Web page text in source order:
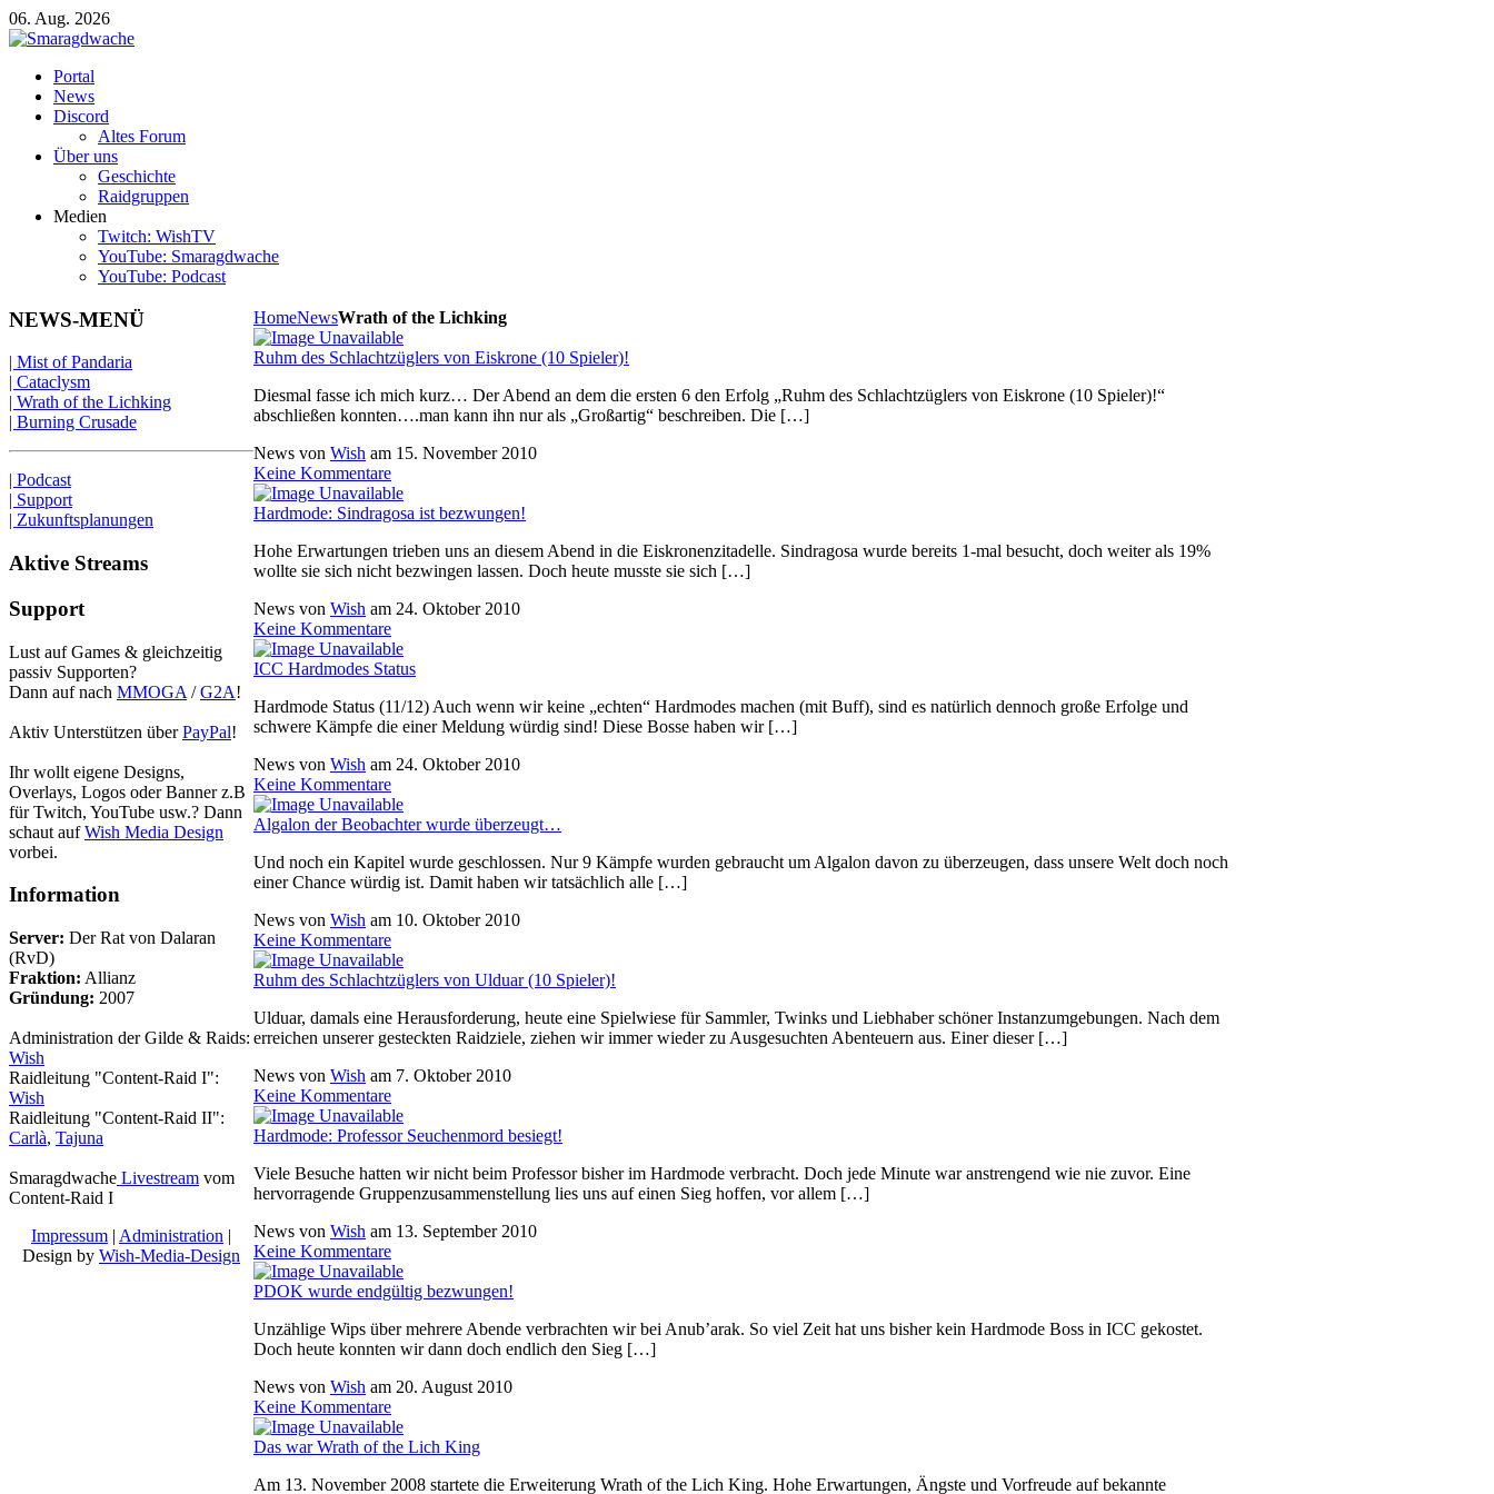
06. Aug. 2026
Portal
News
Discord
Altes Forum
Über uns
Geschichte
Raidgruppen
Medien
Twitch: WishTV
YouTube: Smaragdwache
YouTube: Podcast
HomeNewsWrath of the Lichking
Ruhm des Schlachtzüglers von Eiskrone (10 Spieler)!
Diesmal fasse ich mich kurz… Der Abend an dem die ersten 6 den Erfolg „Ruhm des Schlachtzüglers von Eiskrone (10 Spieler)!“
abschließen konnten….man kann ihn nur als „Großartig“ beschreiben. Die […]
News von Wish am 15. November 2010
Keine Kommentare
Hardmode: Sindragosa ist bezwungen!
Hohe Erwartungen trieben uns an diesem Abend in die Eiskronenzitadelle. Sindragosa wurde bereits 1-mal besucht, doch weiter als 19%
wollte sie sich nicht bezwingen lassen. Doch heute musste sie sich […]
News von Wish am 24. Oktober 2010
Keine Kommentare
ICC Hardmodes Status
Hardmode Status (11/12) Auch wenn wir keine „echten“ Hardmodes machen (mit Buff), sind es natürlich dennoch große Erfolge und
schwere Kämpfe die einer Meldung würdig sind! Diese Bosse haben wir […]
News von Wish am 24. Oktober 2010
Keine Kommentare
Algalon der Beobachter wurde überzeugt…
Und noch ein Kapitel wurde geschlossen. Nur 9 Kämpfe wurden gebraucht um Algalon davon zu überzeugen, dass unsere Welt doch noch
einer Chance würdig ist. Damit haben wir tatsächlich alle […]
News von Wish am 10. Oktober 2010
Keine Kommentare
Ruhm des Schlachtzüglers von Ulduar (10 Spieler)!
Ulduar, damals eine Herausforderung, heute eine Spielwiese für Sammler, Twinks und Liebhaber schöner Instanzumgebungen. Nach dem
erreichen unserer gesteckten Raidziele, ziehen wir immer wieder zu Ausgesuchten Abenteuern aus. Einer dieser […]
News von Wish am 7. Oktober 2010
Keine Kommentare
Hardmode: Professor Seuchenmord besiegt!
Viele Besuche hatten wir nicht beim Professor bisher im Hardmode verbracht. Doch jede Minute war anstrengend wie nie zuvor. Eine
hervorragende Gruppenzusammenstellung lies uns auf einen Sieg hoffen, vor allem […]
News von Wish am 13. September 2010
Keine Kommentare
PDOK wurde endgültig bezwungen!
Unzählige Wips über mehrere Abende verbrachten wir bei Anub’arak. So viel Zeit hat uns bisher kein Hardmode Boss in ICC gekostet.
Doch heute konnten wir dann doch endlich den Sieg […]
News von Wish am 20. August 2010
Keine Kommentare
Das war Wrath of the Lich King
Am 13. November 2008 startete die Erweiterung Wrath of the Lich King. Hohe Erwartungen, Ängste und Vorfreude auf bekannte
NEWS-MENÜ
| Mist of Pandaria
| Cataclysm
| Wrath of the Lichking
| Burning Crusade
| Podcast
| Support
| Zukunftsplanungen
Aktive Streams
Support
Lust auf Games & gleichzeitig
passiv Supporten?
Dann auf nach MMOGA /G2A!
Aktiv Unterstützen überPayPal!
Ihr wollt eigene Designs,
Overlays, Logos oder Banner z.B
für Twitch, YouTube usw.? Dann
schaut aufWish Media Design
vorbei.
Information
Server: Der Rat von Dalaran
(RvD)
Fraktion: Allianz
Gründung: 2007
Administration der Gilde & Raids:
Wish
Raidleitung "Content-Raid I":
Wish
Raidleitung "Content-Raid II":
Carlà, Tajuna
Smaragdwache Livestream vom
Content-Raid I
Impressum | Administration |
Design by Wish-Media-Design